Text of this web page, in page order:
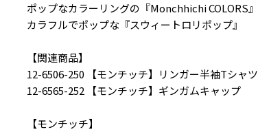
ポップなカラーリングの『Monchhichi COLORS』
カラフルでポップな『スウィートロリポップ』
【関連商品】
12-6506-250 【モンチッチ】リンガー半袖Tシャツ
12-6565-252 【モンチッチ】ギンガムキャップ
【モンチッチ】